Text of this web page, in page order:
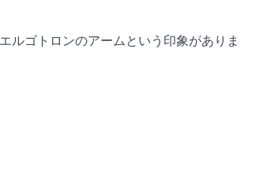
ルゴトロンのアームという印象がありま